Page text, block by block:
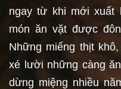
ngay từ khi mới xuất
món ăn vặt được
Những miếng thịt
xé lười những càng
dừng miệng nhiều